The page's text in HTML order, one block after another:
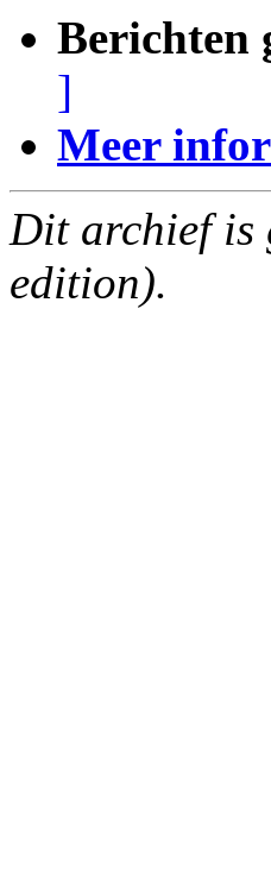
Berichten
]
Meer
Dit archief is
edition).